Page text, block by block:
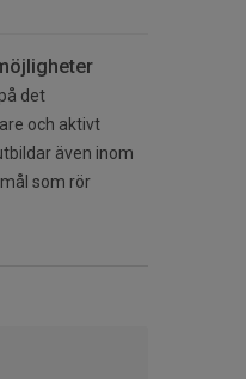
det
och aktivt
även inom
som rör